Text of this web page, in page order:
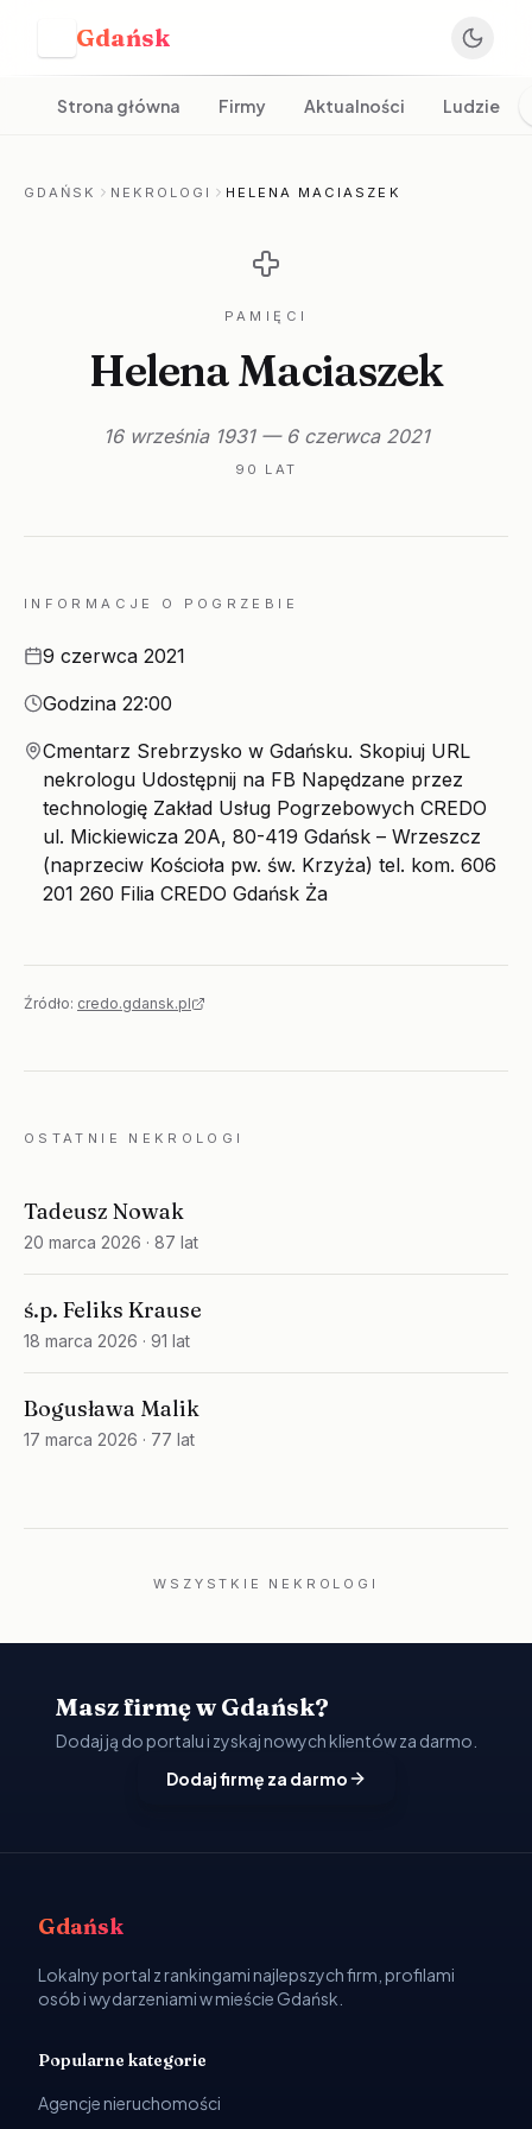
Gdańsk
Strona główna Firmy Aktualności Ludzie
GDAŃSK NEKROLOGI HELENA MACIASZEK
PAMIĘCI
Helena Maciaszek
16 września 1931 — 6 czerwca 2021
90 LAT
INFORMACJE O POGRZEBIE
Data
9 czerwca 2021
Godzina
Godzina 22:00
Miejsce
Cmentarz Srebrzysko w Gdańsku. Skopiuj URL
nekrologu Udostępnij na FB Napędzane przez
technologię Zakład Usług Pogrzebowych CREDO
ul. Mickiewicza 20A, 80-419 Gdańsk – Wrzeszcz
(naprzeciw Kościoła pw. św. Krzyża) tel. kom. 606
201 260 Filia CREDO Gdańsk Ża
Źródło: credo.gdansk.pl
OSTATNIE NEKROLOGI
Tadeusz Nowak
20 marca 2026 · 87 lat
ś.p. Feliks Krause
18 marca 2026 · 91 lat
Bogusława Malik
17 marca 2026 · 77 lat
WSZYSTKIE NEKROLOGI
Masz firmę w Gdańsk?
Dodaj ją do portalu i zyskaj nowych klientów za darmo.
Dodaj firmę za darmo
Gdańsk
Lokalny portal z rankingami najlepszych firm, profilami
osób i wydarzeniami w mieście Gdańsk.
Popularne kategorie
Agencje nieruchomości